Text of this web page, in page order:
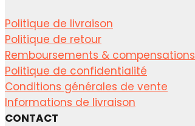
Politique de livraison
Politique de retour
Remboursements & compensations
Politique de confidentialité
Conditions générales de vente
Informations de livraison
CONTACT